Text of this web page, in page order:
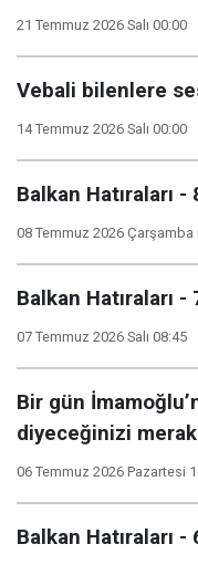
21 Temmuz 2026 Salı 00:00
Vebali bilenlere
14 Temmuz 2026 Salı 00:00
Balkan Hatıraları -
08 Temmuz 2026 Çarşamba
Balkan Hatıraları -
07 Temmuz 2026 Salı 08:45
Bir gün
diyeceğinizi
06 Temmuz 2026 Pazartesi
Balkan Hatıraları -